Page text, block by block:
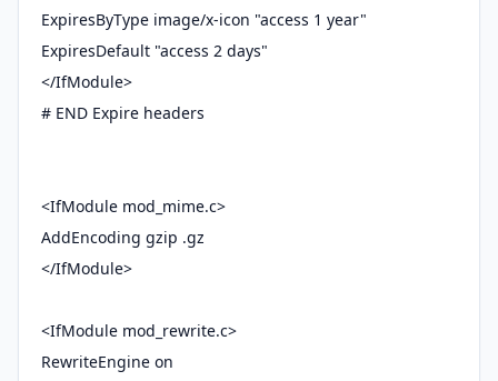
ExpiresByType image/x-icon "access 1 year"
ExpiresDefault "access 2 days"
</IfModule>
# END Expire headers
<IfModule mod_mime.c>
AddEncoding gzip .gz
</IfModule>
<IfModule mod_rewrite.c>
RewriteEngine on